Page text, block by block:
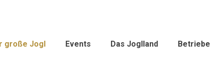
große Jogl Events Das Joglland Betriebe